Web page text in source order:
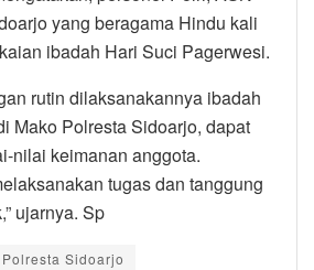
yang beragama Hindu kali
ibadah Hari Suci Pagerwesi.
rutin dilaksanakannya ibadah
Mako Polresta Sidoarjo, dapat
nilai keimanan anggota.
tugas dan tanggung
ujarnya. Sp
Polresta Sidoarjo